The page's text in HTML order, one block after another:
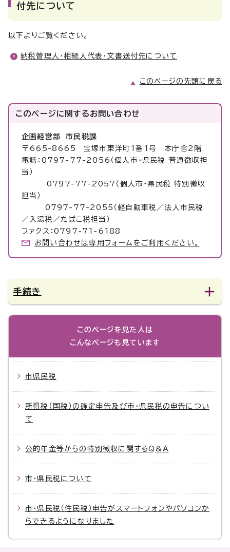
付先について
以下よりご覧ください。
納税管理人・相続人代表・文書送付先について
このページの先頭に戻る
このページに関するお問い合わせ
企画経営部 市民税課
〒665-8665 宝塚市東洋町1番1号 本庁舎2階
電話：0797-77-2056（個人市・県民税 普通徴収担
当）
0797-77-2057（個人市・県民税 特別徴収
担当）
0797-77-2055（軽自動車税／法人市民税
／入湯税／たばこ税担当）
ファクス：0797-71-6188
お問い合わせは専用フォームをご利用ください。
手続き
このページを見た人は
こんなページも見ています
市県民税
所得税（国税）の確定申告及び市・県民税の申告につい
て
公的年金等からの特別徴収に関するQ&A
市・県民税について
市・県民税（住民税）申告がスマートフォンやパソコンか
らできるようになりました